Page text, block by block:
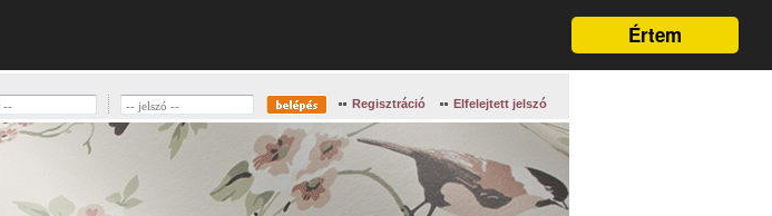
Értem
Regisztráció
Elfelejtett jelszó